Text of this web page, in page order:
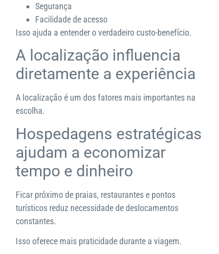
Segurança
Facilidade de acesso
Isso ajuda a entender o verdadeiro custo-benefício.
A localização influencia
diretamente a experiência
A localização é um dos fatores mais importantes na
escolha.
Hospedagens estratégicas
ajudam a economizar
tempo e dinheiro
Ficar próximo de praias, restaurantes e pontos
turísticos reduz necessidade de deslocamentos
constantes.
Isso oferece mais praticidade durante a viagem.